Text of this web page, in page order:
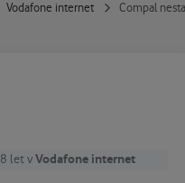
Vodafone internet Compal
8 let vVodafone internet